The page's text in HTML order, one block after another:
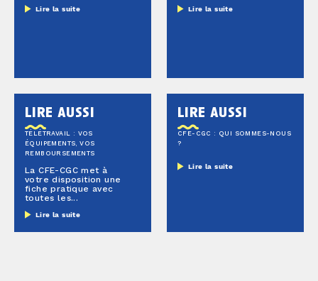
Lire la suite Lire la suite
lire aussi
TÉLÉTRAVAIL : VOS
ÉQUIPEMENTS, VOS
REMBOURSEMENTS
La CFE-CGC met à
votre disposition une
fiche pratique avec
toutes les...
Lire la suite
lire aussi
CFE-CGC : QUI SOMMES-NOUS
?
Lire la suite